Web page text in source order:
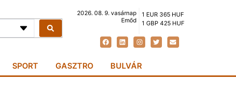
2026. 08. 9. vasárnap
Emőd
1 EUR 365 HUF
1 GBP 425 HUF
SPORT GASZTRO BULVÁR